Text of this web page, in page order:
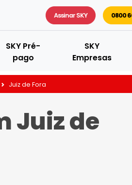
Assinar SKY 0800
SKY Pré-
pago
SKY
Empresas
Juiz de Fora
Juiz de